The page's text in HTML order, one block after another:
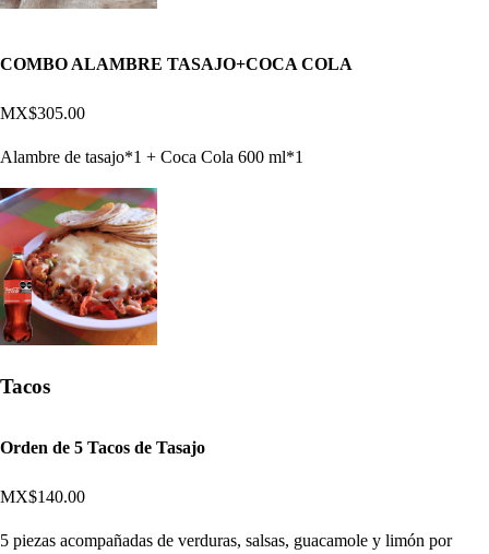
COMBO ALAMBRE TASAJO+COCA COLA
MX$305.00
Alambre de tasajo*1 + Coca Cola 600 ml*1
Tacos
Orden de 5 Tacos de Tasajo
MX$140.00
5 piezas acompañadas de verduras, salsas, guacamole y limón por